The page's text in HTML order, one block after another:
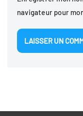
navigateur pour